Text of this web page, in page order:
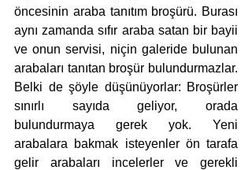
öncesinin araba tanıtım broşürü. Burası
aynı zamanda sıfır araba satan bir bayii
ve onun servisi, niçin galeride bulunan
arabaları tanıtan broşür bulundurmazlar.
Belki de şöyle düşünüyorlar: Broşürler
sınırlı sayıda geliyor, orada
bulundurmaya gerek yok. Yeni
arabalara bakmak isteyenler ön tarafa
gelir arabaları incelerler ve gerekli